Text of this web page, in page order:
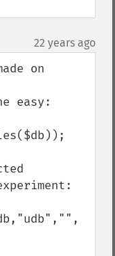
22 years ago
on
easy: